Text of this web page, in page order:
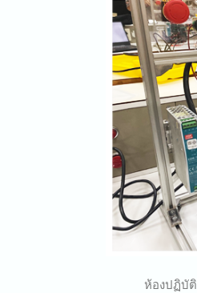
ห้องปฏิบัติการ